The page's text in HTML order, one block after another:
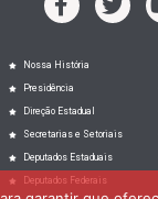
Nossa História
Presidência
Direção Estadual
Secretarias e Setoriais
Deputados Estaduais
Deputados Federais